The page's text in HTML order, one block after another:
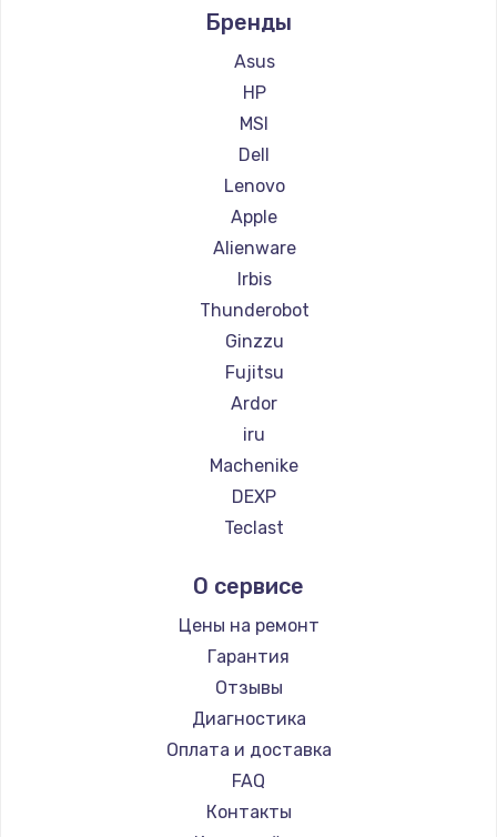
Ремонт компьютеров Beelink
Ремонт компьютеров CHUWI
Бренды
Asus
HP
MSI
Dell
Lenovo
Apple
Alienware
Irbis
Thunderobot
Ginzzu
Fujitsu
Ardor
iru
Machenike
DEXP
Teclast
Beelink
CHUWI
О сервисе
Цены на ремонт
Гарантия
Отзывы
Диагностика
Оплата и доставка
FAQ
Контакты